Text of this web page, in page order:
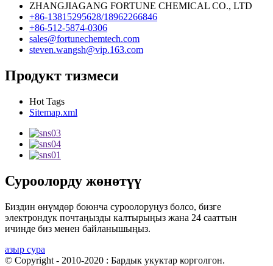
ZHANGJIAGANG FORTUNE CHEMICAL CO., LTD
+86-13815295628/18962266846
+86-512-5874-0306
sales@fortunechemtech.com
steven.wangsh@vip.163.com
Продукт тизмеси
Hot Tags
Sitemap.xml
Суроолорду жөнөтүү
Биздин өнүмдөр боюнча суроолоруңуз болсо, бизге
электрондук почтаңызды калтырыңыз жана 24 сааттын
ичинде биз менен байланышыңыз.
азыр сура
© Copyright - 2010-2020 : Бардык укуктар корголгон.